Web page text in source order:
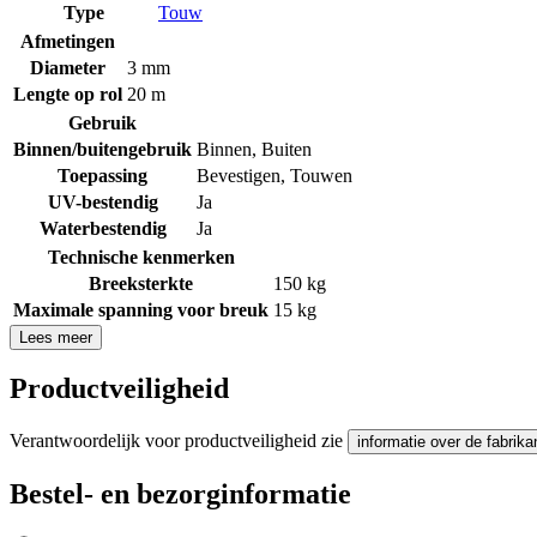
Type
Touw
Afmetingen
Diameter
3 mm
Lengte op rol 20 m
Gebruik
Binnen/buitengebruik Binnen, Buiten
Toepassing
Bevestigen, Touwen
UV-bestendig
Ja
Waterbestendig
Ja
Technische kenmerken
Breeksterkte
150 kg
Maximale spanning voor breuk 15 kg
Lees meer
Productveiligheid
Verantwoordelijk voor productveiligheid zie informatie over de
Bestel- en bezorginformatie